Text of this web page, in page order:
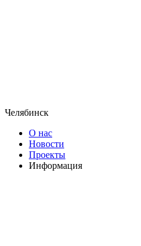
Челябинск
О нас
Новости
Проекты
Информация